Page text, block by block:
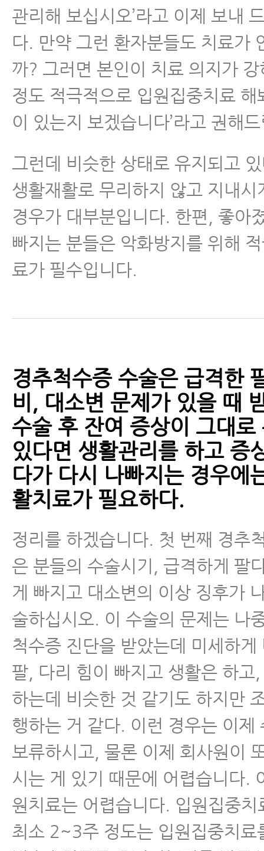
관리해 보십시오’라고 이제 보내
다. 만약 그런 환자분들도 치료가
까? 그러면 본인이 치료 의지가
정도 적극적으로 입원집중치료 해
이 있는지 보겠습니다’라고 권해
그런데 비슷한 상태로 유지되고
생활재활로 무리하지 않고 지내시
경우가 대부분입니다. 한편, 좋아
빠지는 분들은 악화방지를 위해
료가 필수입니다.
경추척수증 수술은 급격한
비, 대소변 문제가 있을 때
수술 후 잔여 증상이 그대로
있다면 생활관리를 하고 증
다가 다시 나빠지는 경우에
활치료가 필요하다.
정리를 하겠습니다. 첫 번째 경추
은 분들의 수술시기, 급격하게 팔
게 빠지고 대소변의 이상 징후가
술하십시오. 이 수술의 문제는 나
척수증 진단을 받았는데 미세하게
팔, 다리 힘이 빠지고 생활은 하고
하는데 비슷한 것 같기도 하지만
행하는 거 같다. 이런 경우는 이제
보류하시고, 물론 이제 회사원이
시는 게 있기 때문에 어렵습니다.
원치료는 어렵습니다. 입원집중치
최소 2~3주 정도는 입원집중치료